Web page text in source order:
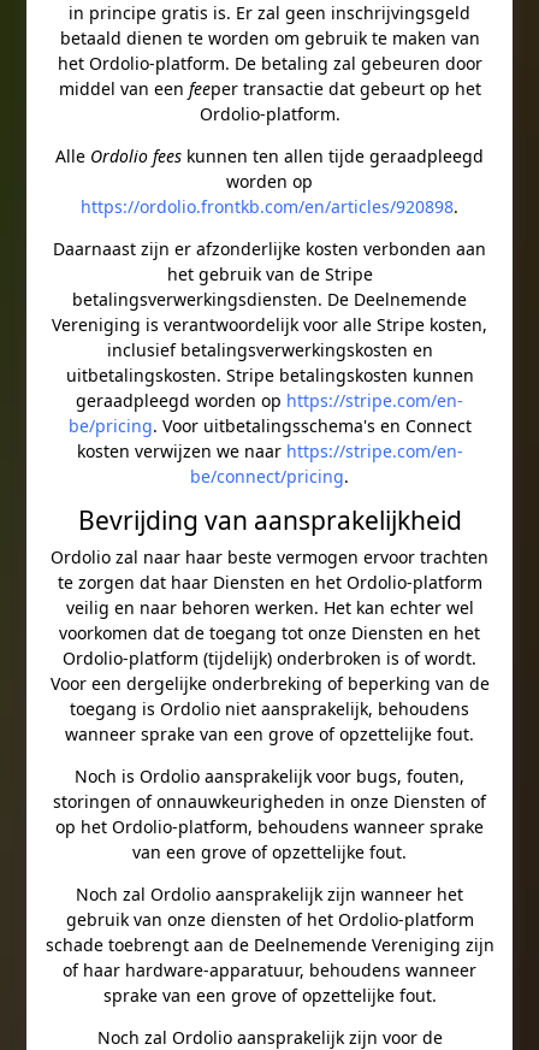
in principe gratis is. Er zal geen inschrijvingsgeld
betaald dienen te worden om gebruik te maken van
het Ordolio-platform. De betaling zal gebeuren door
middel van een feeper transactie dat gebeurt op het
Ordolio-platform.
Alle Ordolio fees kunnen ten allen tijde geraadpleegd
worden op
https://ordolio.frontkb.com/en/articles/920898.
Daarnaast zijn er afzonderlijke kosten verbonden aan
het gebruik van de Stripe
betalingsverwerkingsdiensten. De Deelnemende
Vereniging is verantwoordelijk voor alle Stripe kosten,
inclusief betalingsverwerkingskosten en
uitbetalingskosten. Stripe betalingskosten kunnen
geraadpleegd worden op https://stripe.com/en-
be/pricing. Voor uitbetalingsschema's en Connect
kosten verwijzen we naar https://stripe.com/en-
be/connect/pricing.
Bevrijding van aansprakelijkheid
Ordolio zal naar haar beste vermogen ervoor trachten
te zorgen dat haar Diensten en het Ordolio-platform
veilig en naar behoren werken. Het kan echter wel
voorkomen dat de toegang tot onze Diensten en het
Ordolio-platform (tijdelijk) onderbroken is of wordt.
Voor een dergelijke onderbreking of beperking van de
toegang is Ordolio niet aansprakelijk, behoudens
wanneer sprake van een grove of opzettelijke fout.
Noch is Ordolio aansprakelijk voor bugs, fouten,
storingen of onnauwkeurigheden in onze Diensten of
op het Ordolio-platform, behoudens wanneer sprake
van een grove of opzettelijke fout.
Noch zal Ordolio aansprakelijk zijn wanneer het
gebruik van onze diensten of het Ordolio-platform
schade toebrengt aan de Deelnemende Vereniging zijn
of haar hardware-apparatuur, behoudens wanneer
sprake van een grove of opzettelijke fout.
Noch zal Ordolio aansprakelijk zijn voor de